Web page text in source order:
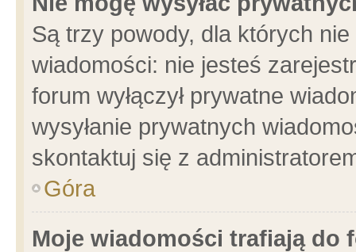
Są trzy powody, dla których
wiadomości: nie jesteś
forum wyłączył prywatne
wysyłanie prywatnych
skontaktuj się z
Góra
Moje wiadomości trafiają do